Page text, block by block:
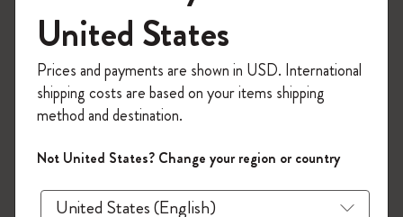
zoom.cta
モレスキンの世界へようこそ
「WELCOME10」を入力すると、初回注
文が10%オフ＋送料無料になります。セ
ール・アウトレット品は適用外。
Moleskineアカウントを作成して限定オフ
ァーや会員特典、さらに多くのインスピ
レーションを手に入れましょう。
United States
Prices and payments are shown in USD. International
shipping costs are based on your items shipping
method and destination.
Not United States? Change your region or country